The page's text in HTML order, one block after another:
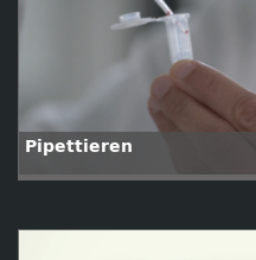
Pipettieren